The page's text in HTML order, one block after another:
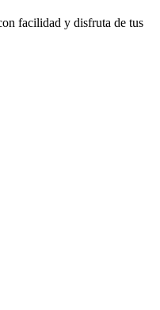
facilidad y disfruta de tus